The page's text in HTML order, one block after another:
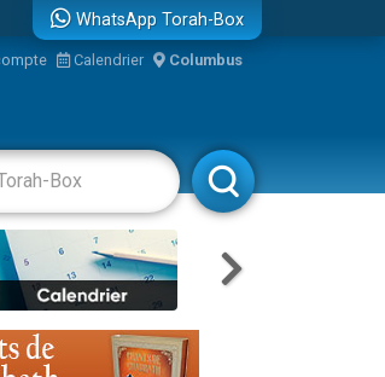
WhatsApp Torah-Box
Calendrier Columbus
Rabbanim